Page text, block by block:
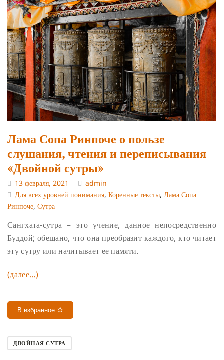
Лама Сопа Ринпоче о пользе
слушания, чтения и переписывания
«Двойной сутры»
13 февраля, 2021
admin
Для всех уровней понимания, Коренные тексты, Лама Сопа
Ринпоче, Сутра
Сангхата-сутра – это учение, данное непосредственно
Буддой; обещано, что она преобразит каждого, кто читает
эту сутру или начитывает ее памяти.
(далее…)
В избранное
ДВОЙНАЯ СУТРА